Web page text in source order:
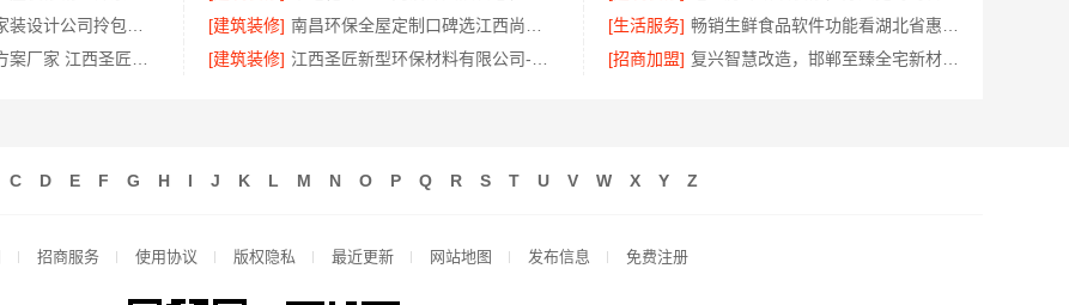
[建筑装修] [生活服务]
[建筑装修] [招商加盟] 复兴智慧改造，邯郸至臻全宅新材料有限公司重塑空间美学
C D E F G H I J K L M N O P Q R S T U V W X Y Z
招商服务 使用协议 版权隐私 最近更新 网站地图 发布信息 免费注册